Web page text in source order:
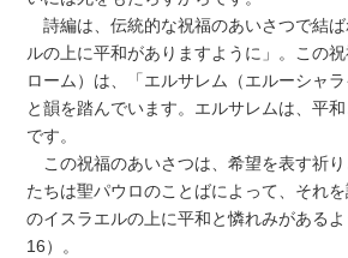
詩編は、伝統的な祝福のあいさつで結
ルの上に平和がありますように」。この
ローム）は、「エルサレム（エルーシャラ
と韻を踏んでいます。エルサレムは、平
です。
この祝福のあいさつは、希望を表す祈
たちは聖パウロのことばによって、それ
のイスラエルの上に平和と憐れみがある
16）。